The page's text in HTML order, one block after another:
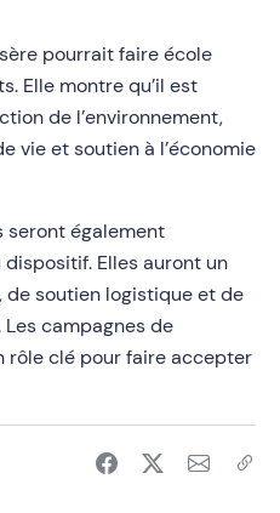
pourrait faire école
Elle montre qu’il est
de l’environnement,
vie et soutien à l’économie
seront également
Elles auront un
de soutien logistique et de
campagnes de
rôle clé pour faire accepter